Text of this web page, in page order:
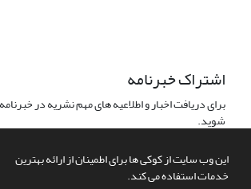
این وب سایت از کوکی ها برای اطمینان از ارائه بهترین
خدمات استفاده می کند.
اشتراک خبرنامه
برای دریافت اخبار و اطلاعیه های مهم نشریه در
شوید.